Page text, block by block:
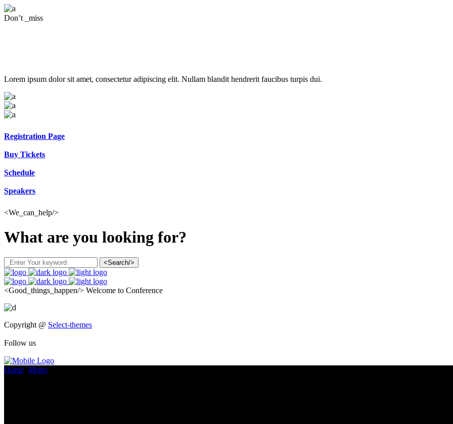
Don’t _miss
Lorem ipsum dolor sit amet, consectetur adipiscing elit. Nullam blandit hendrerit faucibus turpis dui.
Registration Page
Buy Tickets
Schedule
Speakers
<We_can_help/>
What are you looking for?
<Search/>
<Good_things_happen/> Welcome to Conference
Copyright @ Select-themes
Follow us
Home Metro